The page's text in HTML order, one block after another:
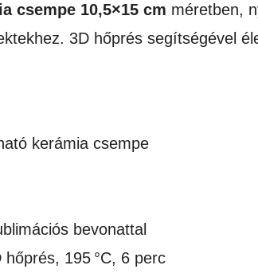
csempe 10,5×15 cm méretben,
3D hőprés segítségével
kerámia csempe
bevonattal
195 °C, 6 perc